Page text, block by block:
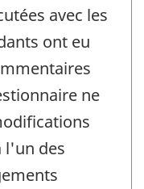
avec les
ont eu
ne
l'un des